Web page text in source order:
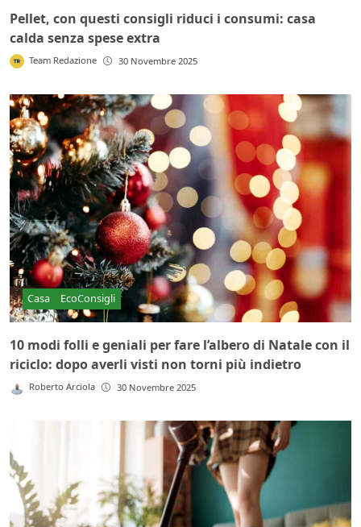
Pellet, con questi consigli riduci i consumi: casa
calda senza spese extra
Team Redazione 30 Novembre 2025
Casa EcoConsigli
10 modi folli e geniali per fare l’albero di Natale con il
riciclo: dopo averli visti non torni più indietro
Roberto Arciola 30 Novembre 2025